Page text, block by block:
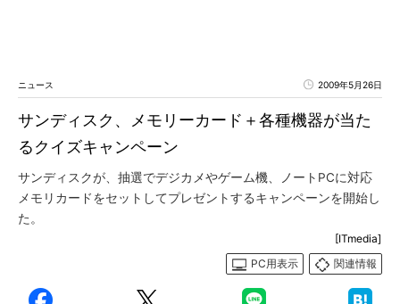
ニュース 2009年5月26日
サンディスク、メモリーカード＋各種機器が当た
るクイズキャンペーン
サンディスクが、抽選でデジカメやゲーム機、ノートPCに対応
メモリカードをセットしてプレゼントするキャンペーンを開始し
た。
[ITmedia]
PC用表示
関連情報